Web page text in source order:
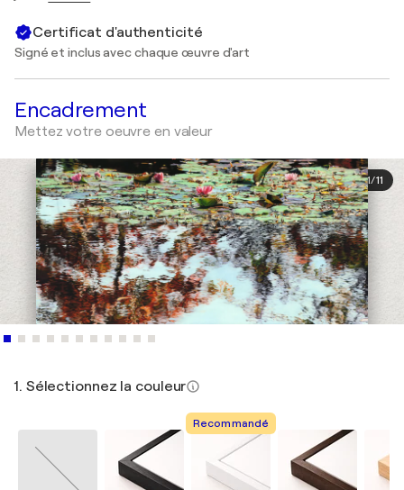
Certificat d'authenticité
Signé et inclus avec chaque œuvre d'art
Encadrement
Mettez votre oeuvre en valeur
1/11
1. Sélectionnez la couleur
Recommandé